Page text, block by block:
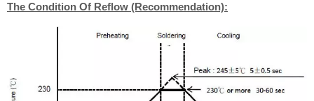
The Condition Of Reflow (Recommendation):